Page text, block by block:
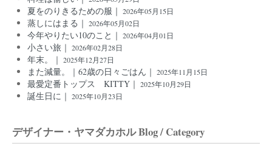
夏をのりきるための服｜ 2026年05月15日
蒸しにはまる｜ 2026年05月02日
今年やりたい10のこと｜ 2026年04月01日
小さい旅｜ 2026年02月28日
年末。｜ 2025年12月27日
また減量。｜62歳の日々ごはん｜ 2025年11月15日
最愛定番トップス KITTY｜ 2025年10月29日
誕生日に｜ 2025年10月23日
デザイナー・ヤマダカホル Blog / Category